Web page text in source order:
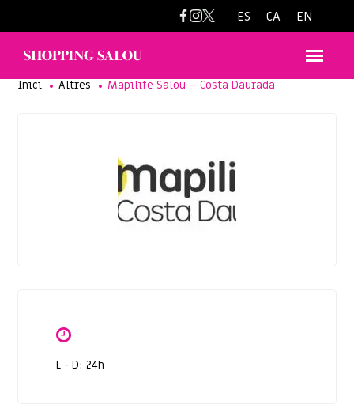
ES CA EN
Inici Altres Mapilife Salou – Costa Daurada
L - D: 24h